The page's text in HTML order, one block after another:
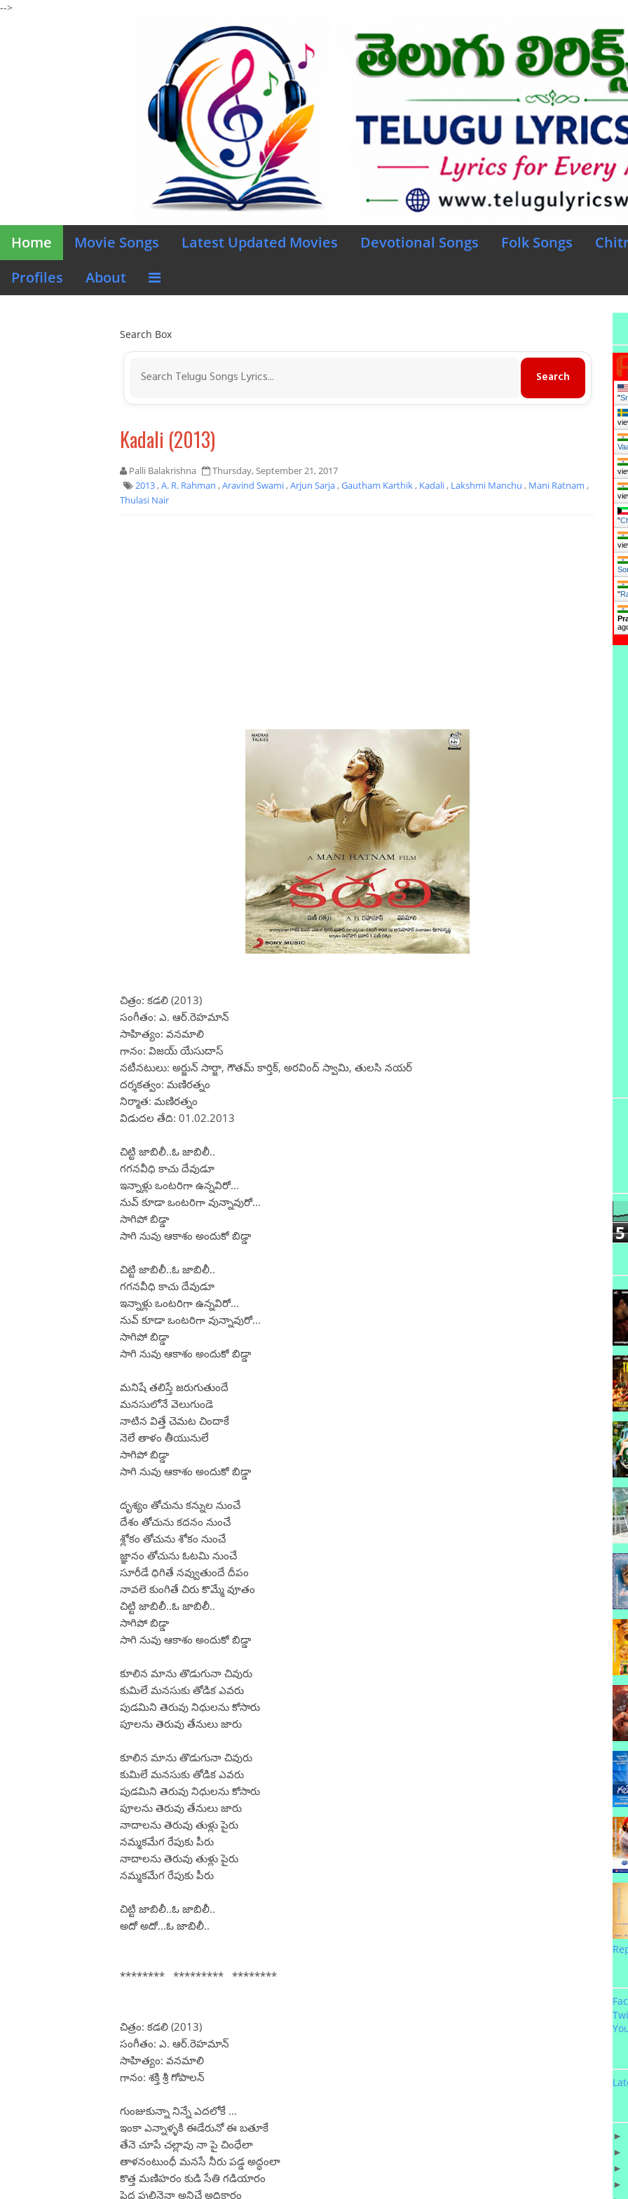
-->
Home Movie Songs Latest Updated Movies Devotional Songs Folk Songs
Profiles
About
Search Box
Kadali (2013)
Palli Balakrishna
Thursday, September 21, 2017
2013,A. R. Rahman ,Aravind Swami,Arjun Sarja,Gautham Karthik, Kadali, Lakshmi Manchu , Mani Ratnam ,
Thulasi Nair
చిత్రం: కడలి (2013)
సంగీతం: ఎ. ఆర్.రెహమాన్
సాహిత్యం: వనమాలి
గానం: విజయ్ యేసుదాస్
నటీనటులు: అర్జున్ సార్జా, గౌతమ్ కార్తిక్, అరవింద్ స్వామి, తులసి నయర్
దర్శకత్వం: మణిరత్నం
నిర్మాత: మణిరత్నం
విడుదల తేది: 01.02.2013
చిట్టి జాబిలీ..ఓ జాబిలీ..
గగనవీధి కాచు దేవుడూ
ఇన్నాళ్లు ఒంటరిగా ఉన్నవిరో...
నువ్ కూడా ఒంటరిగా వున్నావురో...
సాగిపో బిడ్డా
సాగి నువు ఆకాశం అందుకో బిడ్డా
చిట్టి జాబిలీ..ఓ జాబిలీ..
గగనవీధి కాచు దేవుడూ
ఇన్నాళ్లు ఒంటరిగా ఉన్నవిరో...
నువ్ కూడా ఒంటరిగా వున్నావురో...
సాగిపో బిడ్డా
సాగి నువు ఆకాశం అందుకో బిడ్డా
మనిషే తలిస్తే జరుగుతుందే
మనసులోనే వెలుగుండె
నాటిన విత్తే చెమట చిందాకే
నెలే తాళం తీయునులే
సాగిపో బిడ్డా
సాగి నువు ఆకాశం అందుకో బిడ్డా
దృశ్యం తోచును కన్నుల నుంచే
దేశం తోచును కదనం నుంచే
శ్లోకం తోచును శోకం నుంచే
జ్ఞానం తోచును ఓటమి నుంచే
సూరీడే ధిగితే నవ్వుతుందే దీపం
నావలె కుంగితే చిరు కొమ్మే వూతం
చిట్టి జాబిలీ..ఓ జాబిలీ..
సాగిపో బిడ్డా
సాగి నువు ఆకాశం అందుకో బిడ్డా
కూలిన మాను తొడుగునా చివురు
కుమిలే మనసుకు తోడిక ఎవరు
పుడమిని తెరువు నిధులను కోసారు
పూలను తెరువు తేనులు జారు
కూలిన మాను తొడుగునా చివురు
కుమిలే మనసుకు తోడిక ఎవరు
పుడమిని తెరువు నిధులను కోసారు
పూలను తెరువు తేనులు జారు
నాదాలను తెరువు తుళ్లు పైరు
నమ్మకమేగ రేపుకు పీరు
నాదాలను తెరువు తుళ్లు పైరు
నమ్మకమేగ రేపుకు పీరు
చిట్టి జాబిలీ..ఓ జాబిలీ..
అదో అదో...ఓ జాబిలీ..
******** ********* ********
చిత్రం: కడలి (2013)
సంగీతం: ఎ. ఆర్.రెహమాన్
సాహిత్యం: వనమాలి
గానం: శక్తి శ్రీ గోపాలన్
గుంజుకున్నా నిన్నే ఎదలోకే ...
ఇంకా ఎన్నాళ్ళకి ఈడేరునో ఈ బతూకే
తేనె చూపే చల్లావు నా పై చింధేలా
తాళనంటుంధీ మనసే నీరు పడ్డ అద్ధంలా
కొత్త మణిహరం కుడి సేతి గడియారం
పెద్ద పులినైనా అనిచే అధికారం
"
"
"
5
►
►
►
►